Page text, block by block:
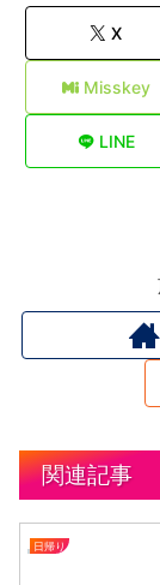
X
Misskey
LINE
関連記事
日帰り